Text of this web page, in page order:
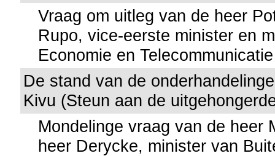
Vraag om uitleg van de heer
Rupo, vice-eerste minister en
Economie en Telecommunicatie
De stand van de
Kivu (Steun aan de
Mondelinge vraag van de heer
heer Derycke, minister van